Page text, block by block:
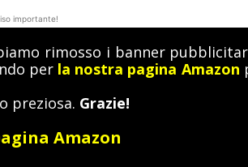
MediterraneoAntico
importante!
rimosso i banner
per la nostra pagina Amazon
preziosa. Grazie!
Amazon